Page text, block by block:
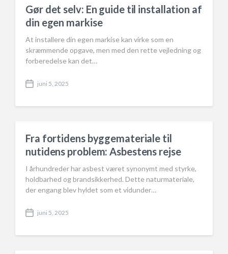
a
t
e
Gør det selv: En guide til installation af
din egen markise
At installere din egen markise kan virke som en
skræmmende opgave, men med den rette vejledning og
forberedelse kan det…
P
s
a
t
e
juni 5, 2025
Fra fortidens byggemateriale til
nutidens problem: Asbestens rejse
I århundreder har asbest været synonymt med styrke,
holdbarhed og brandsikkerhed. Dette naturmateriale,
der engang blev hyldet som et vidunder…
P
s
juni 5, 2025